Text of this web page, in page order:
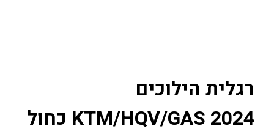
רגלית הילוכים
KTM/HQV/GAS 2024 כחול